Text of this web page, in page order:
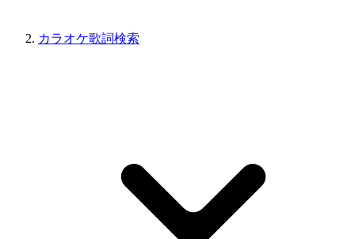
カラオケ歌詞検索